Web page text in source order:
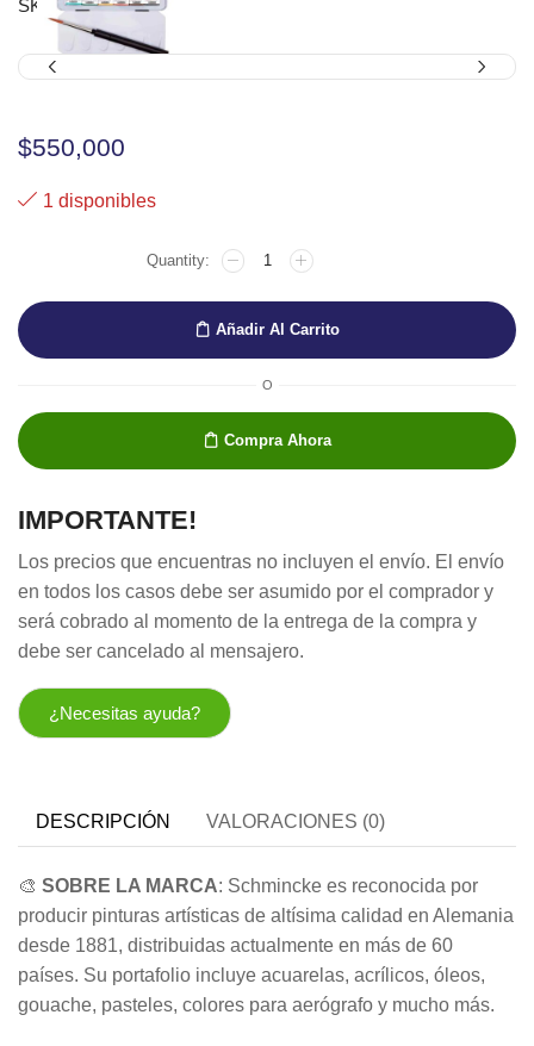
SKU: 74012
$550,000
1 disponibles
ACUARELA
HORADAM
cantidad
Añadir Al Carrito
O
Compra Ahora
IMPORTANTE!
Los precios que encuentras no incluyen el envío. El envío
en todos los casos debe ser asumido por el comprador y
será cobrado al momento de la entrega de la compra y
debe ser cancelado al mensajero.
¿Necesitas ayuda?
DESCRIPCIÓN VALORACIONES (0)
🎨 SOBRE LA MARCA: Schmincke es reconocida por
producir pinturas artísticas de altísima calidad en Alemania
desde 1881, distribuidas actualmente en más de 60
países. Su portafolio incluye acuarelas, acrílicos, óleos,
gouache, pasteles, colores para aerógrafo y mucho más.